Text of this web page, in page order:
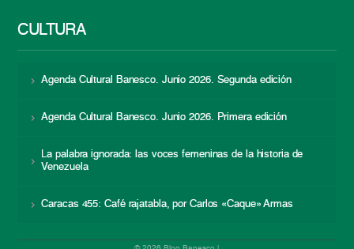
CULTURA
Agenda Cultural Banesco. Junio 2026. Segunda edición
Agenda Cultural Banesco. Junio 2026. Primera edición
La palabra ignorada: las voces femeninas de la historia de
Venezuela
Caracas 455: Café rajatabla, por Carlos «Caque» Armas